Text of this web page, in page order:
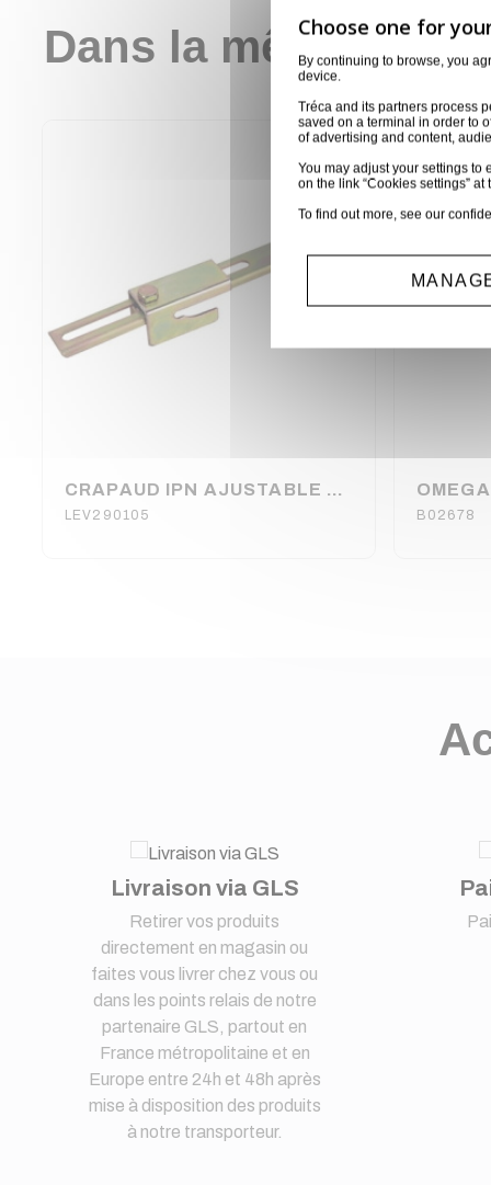
Dans la même
CRAPAUD IPN AJUSTABLE DE 76 A 255 - CMU 500 KG
LEV290105 B02678
Livraison via GLS
Retirer vos produits
directement en magasin ou
faites vous livrer chez vous ou
dans les points relais de notre
partenaire GLS, partout en
France métropolitaine et en
Europe entre 24h et 48h après
mise à disposition des produits
à notre transporteur.
By continuing to browse, you
device.
Tréca and its partners process
saved on a terminal in order to
of advertising and content,
You may adjust your settings to
on the link “Cookies settings”
To find out more, see our